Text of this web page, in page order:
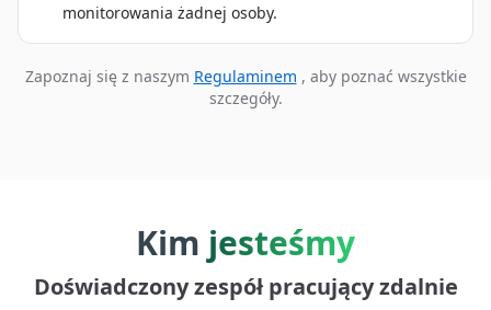
monitorowania żadnej osoby.
Zapoznaj się z naszym Regulaminem , aby poznać wszystkie
szczegóły.
Kim jesteśmy
Doświadczony zespół pracujący zdalnie